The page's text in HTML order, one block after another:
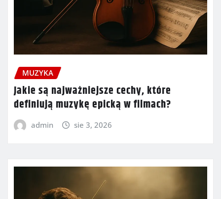
MUZYKA
Jakie są najważniejsze cechy, które
definiują muzykę epicką w filmach?
admin sie 3, 2026